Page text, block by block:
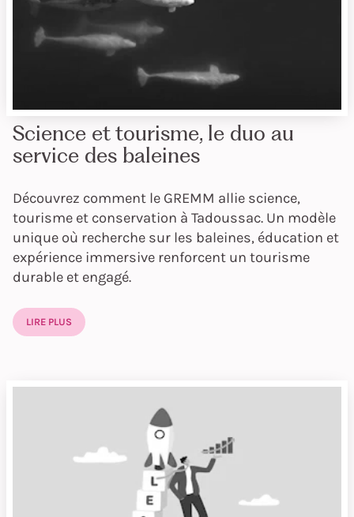
Science et tourisme, le duo au
service des baleines
Découvrez comment le GREMM allie science,
tourisme et conservation à Tadoussac. Un modèle
unique où recherche sur les baleines, éducation et
expérience immersive renforcent un tourisme
durable et engagé.
LIRE PLUS